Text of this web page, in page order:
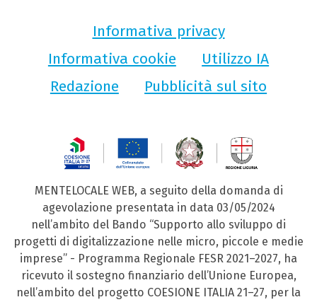
Informativa privacy
Informativa cookie
Utilizzo IA
Redazione
Pubblicità sul sito
MENTELOCALE WEB, a seguito della domanda di
agevolazione presentata in data 03/05/2024
nell’ambito del Bando “Supporto allo sviluppo di
progetti di digitalizzazione nelle micro, piccole e medie
imprese” - Programma Regionale FESR 2021–2027, ha
ricevuto il sostegno finanziario dell’Unione Europea,
nell’ambito del progetto COESIONE ITALIA 21–27, per la